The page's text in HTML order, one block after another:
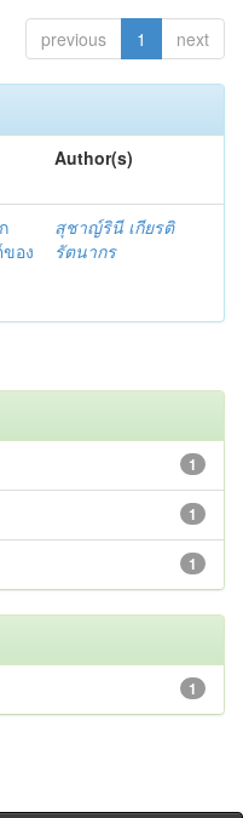
previous 1 next
Author(s)
อง
สุชาญ์รินี เกียรติ
รัตนากร
1
1
1
1